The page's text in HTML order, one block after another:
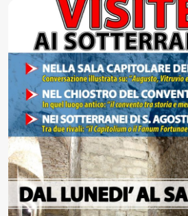
Informazioni
Guide
Fano
Accessibili